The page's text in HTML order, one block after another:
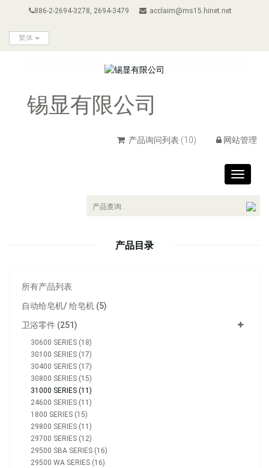
886-2-2694-3278, 2694-3479 acclaim@ms15.hinet.net
繁体
锡显有限公司
产品询问列表 (10) 网站管理
Toggle
产品目录
所有产品列表
自动给皂机/ 给皂机 (5)
卫浴零件 (251)
30600 SERIES (18)
30100 SERIES (17)
30400 SERIES (17)
30800 SERIES (15)
31000 SERIES (11)
24600 SERIES (11)
1800 SERIES (15)
29800 SERIES (11)
29700 SERIES (12)
29500 SBA SERIES (16)
29500 WA SERIES (16)